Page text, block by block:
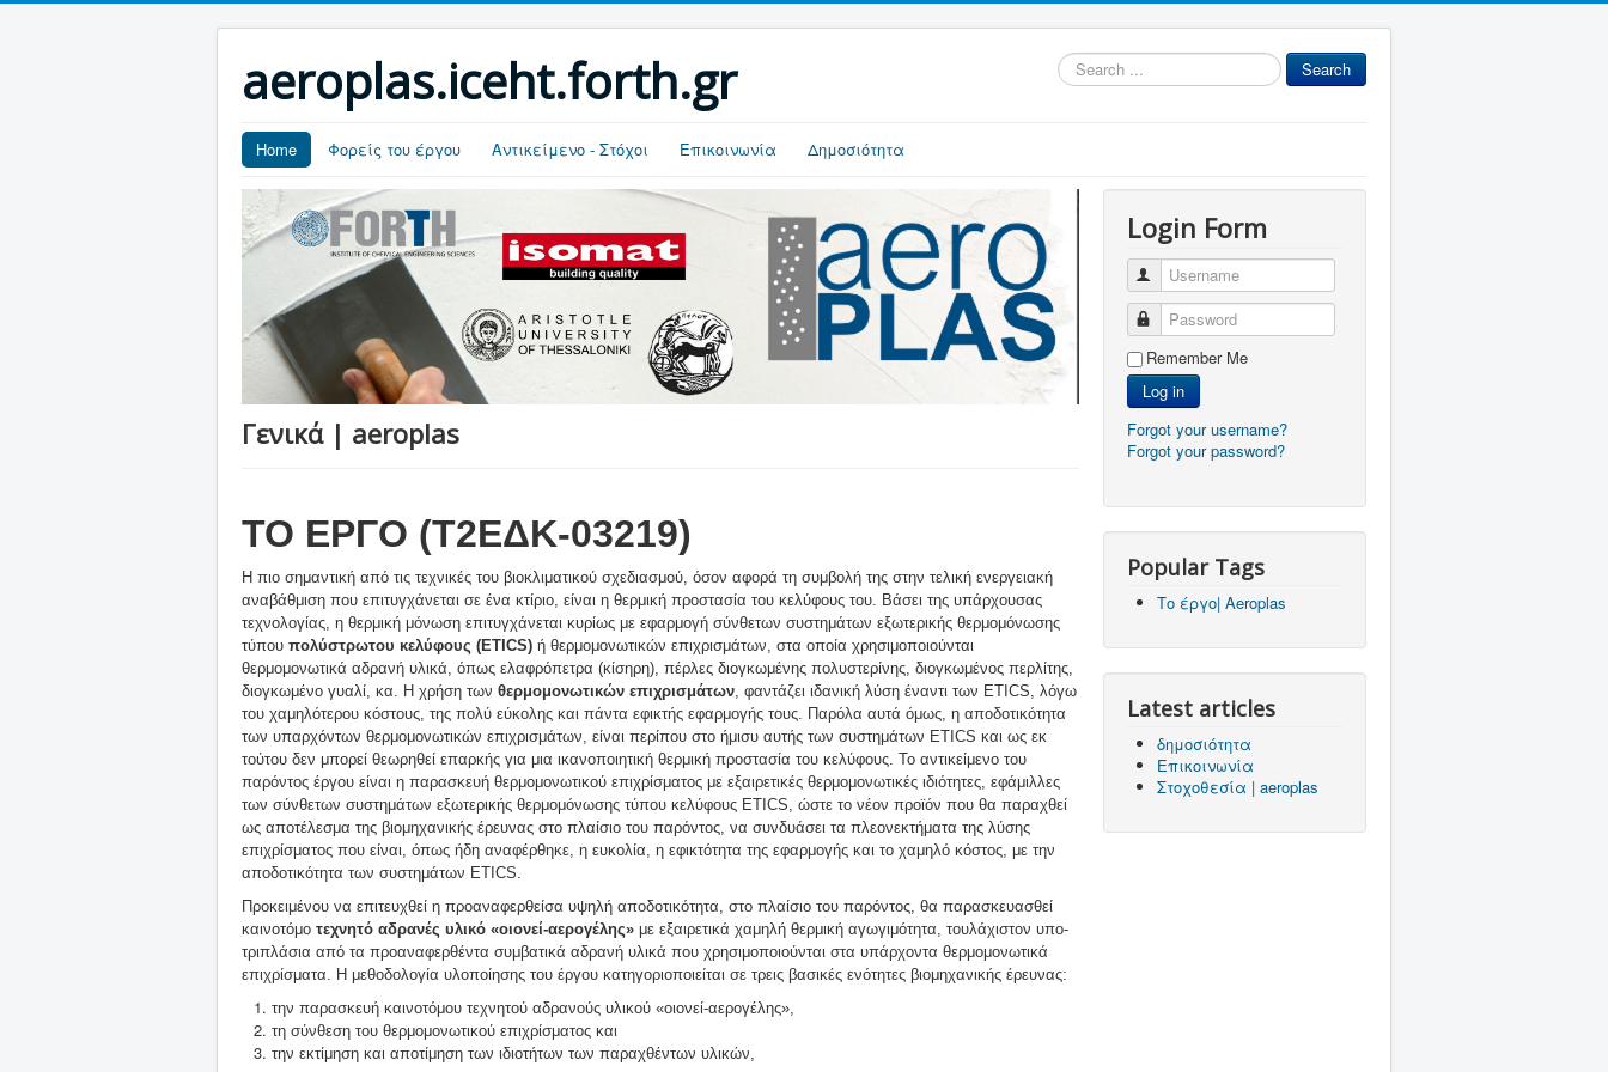
aeroplas.iceht.forth.gr
Search
...
Search
Home Φορείς του έργου Αντικείμενο - Στόχοι Επικοινωνία Δημοσιότητα
Γενικά | aeroplas
ΤΟ ΕΡΓΟ (Τ2ΕΔΚ-03219)
H πιο σημαντική από τις τεχνικές του βιοκλιματικού σχεδιασμού, όσον αφορά τη συμβολή της στην τελική ενεργειακή
αναβάθμιση που επιτυγχάνεται σε ένα κτίριο, είναι η θερμική προστασία του κελύφους του. Βάσει της υπάρχουσας
τεχνολογίας, η θερμική μόνωση επιτυγχάνεται κυρίως με εφαρμογή σύνθετων συστημάτων εξωτερικής θερμομόνωσης
τύπου πολύστρωτου κελύφους (ETICS) ή θερμομονωτικών επιχρισμάτων, στα οποία χρησιμοποιούνται
θερμομονωτικά αδρανή υλικά, όπως ελαφρόπετρα (κίσηρη), πέρλες διογκωμένης πολυστερίνης, διογκωμένος περλίτης,
διογκωμένο γυαλί, κα. H χρήση των θερμομονωτικών επιχρισμάτων, φαντάζει ιδανική λύση έναντι των ETICS, λόγω
του χαμηλότερου κόστους, της πολύ εύκολης και πάντα εφικτής εφαρμογής τους. Παρόλα αυτά όμως, η αποδοτικότητα
των υπαρχόντων θερμομονωτικών επιχρισμάτων, είναι περίπου στο ήμισυ αυτής των συστημάτων ETICS και ως εκ
τούτου δεν μπορεί θεωρηθεί επαρκής για μια ικανοποιητική θερμική προστασία του κελύφους. Το αντικείμενο του
παρόντος έργου είναι η παρασκευή θερμομονωτικού επιχρίσματος με εξαιρετικές θερμομονωτικές ιδιότητες, εφάμιλλες
των σύνθετων συστημάτων εξωτερικής θερμομόνωσης τύπου κελύφους ETICS, ώστε το νέον προϊόν που θα παραχθεί
ως αποτέλεσμα της βιομηχανικής έρευνας στο πλαίσιο του παρόντος, να συνδυάσει τα πλεονεκτήματα της λύσης
επιχρίσματος που είναι, όπως ήδη αναφέρθηκε, η ευκολία, η εφικτότητα της εφαρμογής και το χαμηλό κόστος, με την
αποδοτικότητα των συστημάτων ETICS.
Προκειμένου να επιτευχθεί η προαναφερθείσα υψηλή αποδοτικότητα, στο πλαίσιο του παρόντος, θα παρασκευασθεί
καινοτόμο τεχνητό αδρανές υλικό «οιονεί-αερογέλης» με εξαιρετικά χαμηλή θερμική αγωγιμότητα, τουλάχιστον υπο-
τριπλάσια από τα προαναφερθέντα συμβατικά αδρανή υλικά που χρησιμοποιούνται στα υπάρχοντα θερμομονωτικά
επιχρίσματα. Η μεθοδολογία υλοποίησης του έργου κατηγοριοποιείται σε τρεις βασικές ενότητες βιομηχανικής έρευνας:
την παρασκευή καινοτόμου τεχνητού αδρανούς υλικού «οιονεί-αερογέλης»,
τη σύνθεση του θερμομονωτικού επιχρίσματος και
την εκτίμηση και αποτίμηση των ιδιοτήτων των παραχθέντων υλικών,
Login Form
Username
Password
Remember Me
Log in
Forgot your username?
Forgot your password?
Popular Tags
Το έργο| Aeroplas
Latest articles
δημοσιότητα
Επικοινωνία
Στοχοθεσία | aeroplas